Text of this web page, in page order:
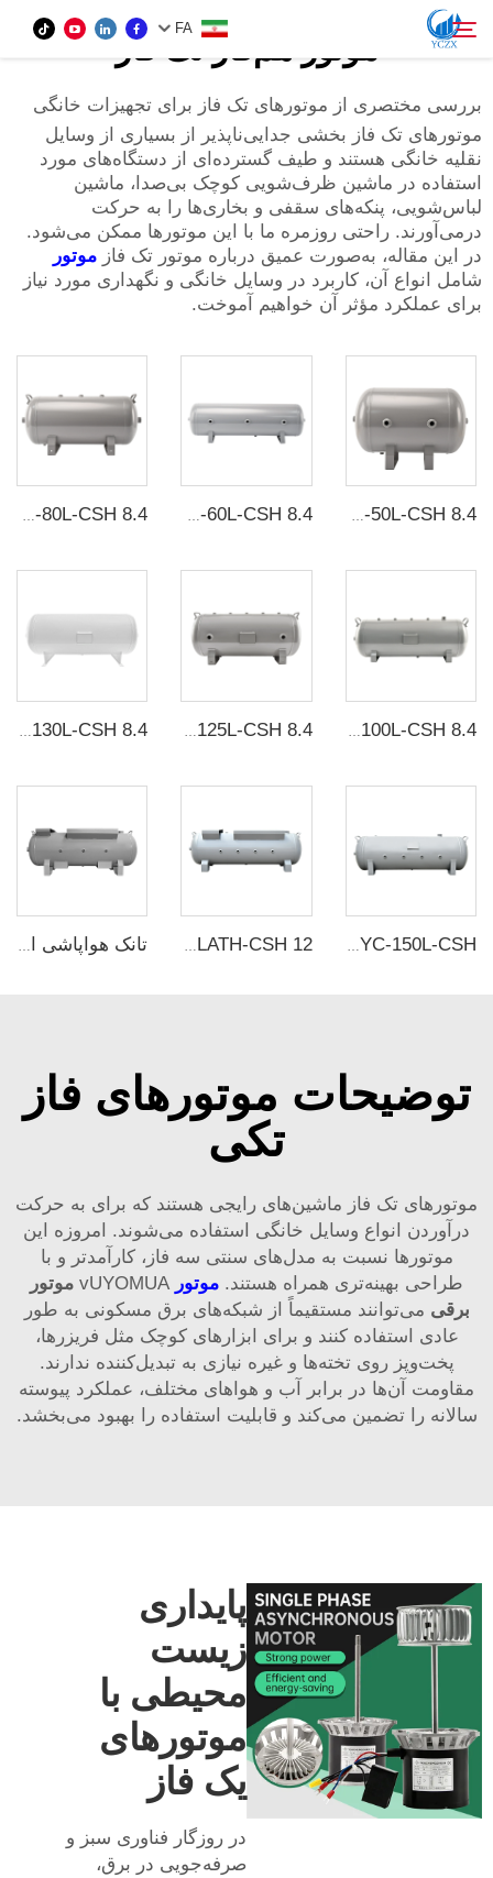
FA
محصول
دربارهٔ ما
اخبار
جستجو
موتور هم‌فاز تک فاز
بررسی مختصری از موتورهای تک فاز برای تجهیزات خانگی
موتورهای تک فاز بخشی جدایی‌ناپذیر از بسیاری از وسایل
نقلیه خانگی هستند و طیف گسترده‌ای از دستگاه‌های مورد
استفاده در ماشین ظرف‌شویی کوچک بی‌صدا، ماشین
لباس‌شویی، پنکه‌های سقفی و بخاری‌ها را به حرکت
درمی‌آورند. راحتی روزمره ما با این موتورها ممکن می‌شود.
در این مقاله، به‌صورت عمیق درباره موتور تک فاز موتور
شامل انواع آن، کاربرد در وسایل خانگی و نگهداری مورد نیاز
برای عملکرد مؤثر آن خواهیم آموخت.
YC-50L-CSH 8.4بار ظرف ذخیره‌گاه هوای فشاری از فولاد کربنی، افقی و بدون شovsky YC-60L-CSH 8.4بار ظرف ذخیره‌گاه هوای فشاری از فولاد کربنی، افقی و بدون شovsky YC-80L-CSH 8.4بار ظرف ذخیره‌گاه هوای فشاری از فولاد کربنی، افقی و بدون شovsky
YC-150L-CSH سفید/خاکستری 12بار ظرف ذخیره‌گاه هوای فولاد کربنی افقی بدون سuture YC-180L-PLATH-CSH 12بار ظرف ذخیره‌گاه هوای فولاد کربنی افقی بدون سuture تانک هواپاشی افقی فولاد کربنی YC-300L-PLATH-CSH 12بار بدون جوهره
توضیحات موتورهای فاز
تکی
موتورهای تک فاز ماشین‌های رایجی هستند که برای به حرکت
درآوردن انواع وسایل خانگی استفاده می‌شوند. امروزه این
موتورها نسبت به مدل‌های سنتی سه فاز، کارآمدتر و با
طراحی بهینه‌تری همراه هستند. موتور vUYOMUA موتور
برقی می‌توانند مستقیماً از شبکه‌های برق مسکونی به طور
عادی استفاده کنند و برای ابزارهای کوچک مثل فریزرها،
پخت‌وپز روی تخته‌ها و غیره نیازی به تبدیل‌کننده ندارند.
مقاومت آن‌ها در برابر آب و هواهای مختلف، عملکرد پیوسته
سالانه را تضمین می‌کند و قابلیت استفاده را بهبود می‌بخشد.
پایداری
زیست
محیطی با
موتورهای
یک فاز
در روزگار فناوری سبز و
صرفه‌جویی در برق،